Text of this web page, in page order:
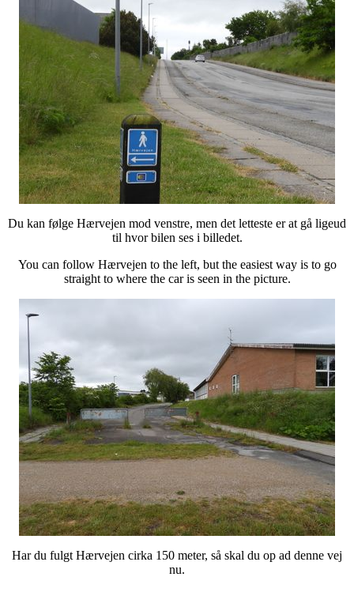
Du kan følge Hærvejen mod venstre, men det letteste er at gå ligeud
til hvor bilen ses i billedet.
You can follow Hærvejen to the left, but the easiest way is to go
straight to where the car is seen in the picture.
Har du fulgt Hærvejen cirka 150 meter, så skal du op ad denne vej
nu.